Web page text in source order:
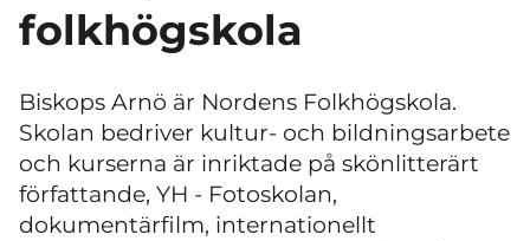
folkhögskola
Biskops Arnö är Nordens Folkhögskola.
Skolan bedriver kultur- och bildningsarbete
och kurserna är inriktade på skönlitterärt
författande, YH - Fotoskolan,
dokumentärfilm, internationellt